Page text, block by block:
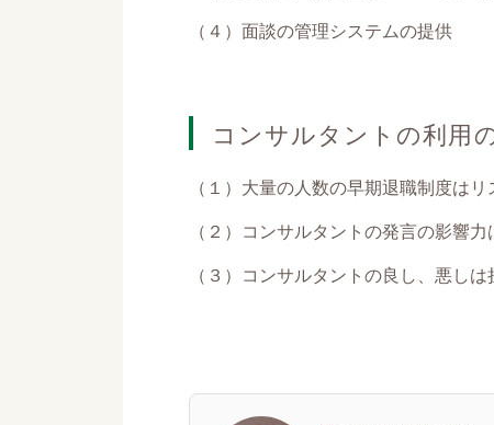
（４）面談の管理システムの提供
コンサルタントの利用
（１）大量の人数の早期退職制度は
（２）コンサルタントの発言の影響
（３）コンサルタントの良し、悪し